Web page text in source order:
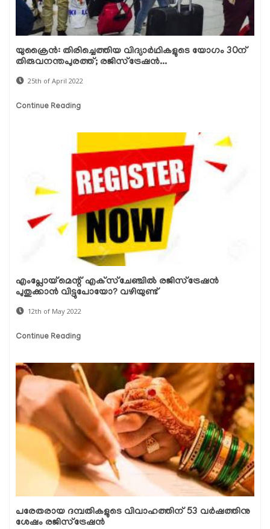
യുക്രൈൻ: തിരിച്ചെത്തിയ വിദ്യാർഥികളുടെ യോഗം 30ന്
തിരുവനന്തപുരത്ത്; രജിസ്ട്രേഷൻ...
25th of April 2022
Continue Reading
എംപ്ലോയ്മെന്റ് എക്‌സ്‌ചേഞ്ചില്‍ രജിസ്‌ട്രേഷന്‍
പുതുക്കാന്‍ വിട്ടുപോയോ? വഴിയുണ്ട്
12th of May 2022
Continue Reading
പരേതരായ ദമ്പതികളുടെ വിവാഹത്തിന് 53 വർഷത്തിനു
ശേഷം രജിസ്‌ട്രേഷൻ